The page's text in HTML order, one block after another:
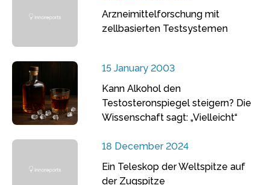
Arzneimittelforschung mit
zellbasierten Testsystemen
15 January 2003
Kann Alkohol den
Testosteronspiegel steigern? Die
Wissenschaft sagt: „Vielleicht“
18 December 2024
Ein Teleskop der Weltspitze auf
der Zugspitze